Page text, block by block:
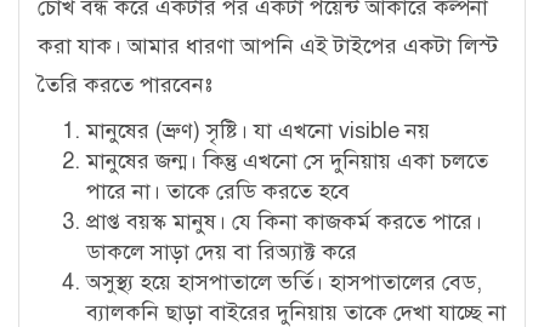
চোখ বন্ধ করে একটার পর একটা পয়েন্ট আকারে কল্পনা
করা যাক। আমার ধারণা আপনি এই টাইপের একটা লিস্ট
তৈরি করতে পারবেনঃ
মানুষের (ভ্রুণ) সৃষ্টি। যা এখনো visible নয়
মানুষের জন্ম। কিন্তু এখনো সে দুনিয়ায় একা চলতে
পারে না। তাকে রেডি করতে হবে
প্রাপ্ত বয়স্ক মানুষ। যে কিনা কাজকর্ম করতে পারে।
ডাকলে সাড়া দেয় বা রিঅ্যাক্ট করে
অসুস্থ্য হয়ে হাসপাতালে ভর্তি। হাসপাতালের বেড,
ব্যালকনি ছাড়া বাইরের দুনিয়ায় তাকে দেখা যাচ্ছে না